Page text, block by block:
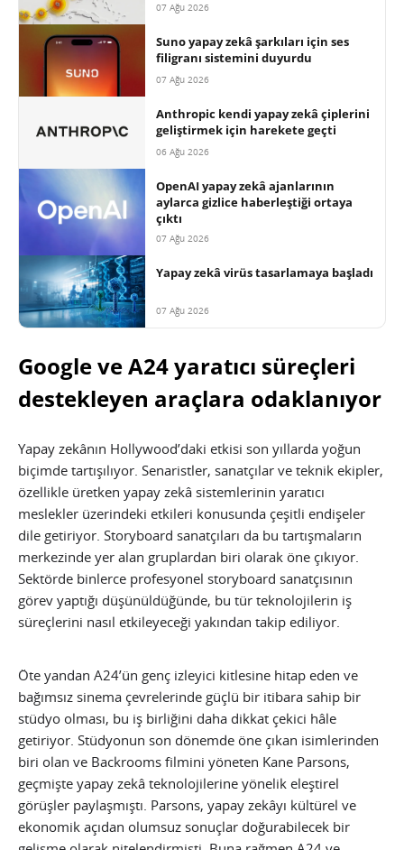
07 Ağu 2026
Suno yapay zekâ şarkıları için ses
filigranı sistemini duyurdu
07 Ağu 2026
Anthropic kendi yapay zekâ çiplerini
geliştirmek için harekete geçti
06 Ağu 2026
OpenAI yapay zekâ ajanlarının
aylarca gizlice haberleştiği ortaya
çıktı
07 Ağu 2026
Yapay zekâ virüs tasarlamaya başladı
07 Ağu 2026
Google ve A24 yaratıcı süreçleri
destekleyen araçlara odaklanıyor
Yapay zekânın Hollywood’daki etkisi son yıllarda yoğun
biçimde tartışılıyor. Senaristler, sanatçılar ve teknik ekipler,
özellikle üretken yapay zekâ sistemlerinin yaratıcı
meslekler üzerindeki etkileri konusunda çeşitli endişeler
dile getiriyor. Storyboard sanatçıları da bu tartışmaların
merkezinde yer alan gruplardan biri olarak öne çıkıyor.
Sektörde binlerce profesyonel storyboard sanatçısının
görev yaptığı düşünüldüğünde, bu tür teknolojilerin iş
süreçlerini nasıl etkileyeceği yakından takip ediliyor.
Öte yandan A24’ün genç izleyici kitlesine hitap eden ve
bağımsız sinema çevrelerinde güçlü bir itibara sahip bir
stüdyo olması, bu iş birliğini daha dikkat çekici hâle
getiriyor. Stüdyonun son dönemde öne çıkan isimlerinden
biri olan ve Backrooms filmini yöneten Kane Parsons,
geçmişte yapay zekâ teknolojilerine yönelik eleştirel
görüşler paylaşmıştı. Parsons, yapay zekâyı kültürel ve
ekonomik açıdan olumsuz sonuçlar doğurabilecek bir